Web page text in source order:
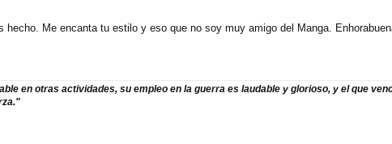
hecho. Me encanta tu estilo y eso que no soy muy amigo del Manga.
en otras actividades, su empleo en la guerra es laudable y glorioso, y el que